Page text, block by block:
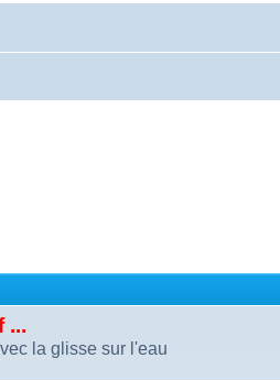
...
la glisse sur l'eau